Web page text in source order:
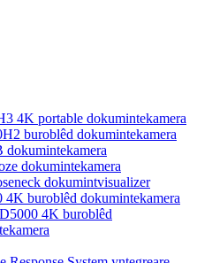
4K portable dokumintekamera
buroblêd dokumintekamera
dokumintekamera
dokumintekamera
dokumintvisualizer
buroblêd dokumintekamera
4K buroblêd